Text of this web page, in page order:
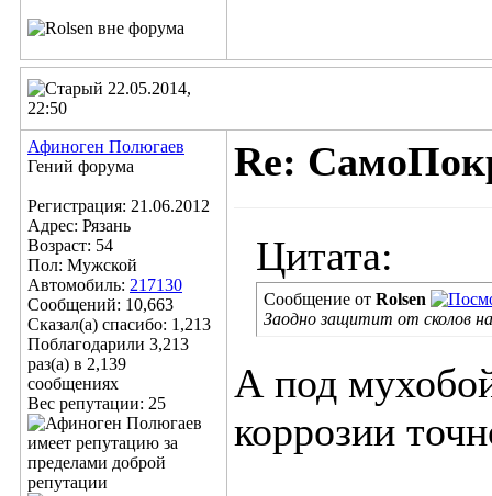
22.05.2014,
22:50
Афиноген Полюгаев
Гений форума
Регистрация: 21.06.2012
Адрес: Рязань
Возраст: 54
Пол: Мужской
Автомобиль: 217130
Сообщений: 10,663
Сказал(а) спасибо: 1,213
Поблагодарили 3,213
раз(а) в 2,139
сообщениях
Вес репутации: 25
Re:
Цитата:
Сообщение от Rolsen
Заодно защитит от сколов
А под
коррозии